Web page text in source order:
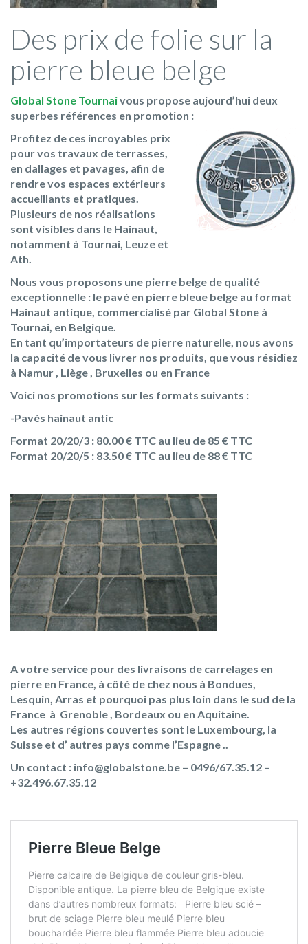
Des prix de folie sur la
pierre bleue belge
Global Stone Tournaivous propose aujourd’hui deux
superbes références en promotion :
Profitez de ces incroyables prix
pour vos travaux de terrasses,
en dallages et pavages, afin de
rendre vos espaces extérieurs
accueillants et pratiques.
Plusieurs de nos réalisations
sont visibles dans le Hainaut,
notamment à Tournai, Leuze et
Ath.
Nous vous proposons une pierre belge de qualité
exceptionnelle : le pavé en pierre bleue belge au format
Hainaut antique, commercialisé par Global Stone à
Tournai, en Belgique.
En tant qu’importateurs de pierre naturelle, nous avons
la capacité de vous livrer nos produits, que vous résidiez
à Namur , Liège , Bruxelles ou en France
Voici nos promotions sur les formats suivants :
-Pavés hainaut antic
Format 20/20/3 : 80.00 € TTC au lieu de 85 € TTC
Format 20/20/5 : 83.50 € TTC au lieu de 88 € TTC
A votre service pour des livraisons de carrelages en
pierre en France, à côté de chez nous à Bondues,
Lesquin, Arras et pourquoi pas plus loin dans le sud de la
France à Grenoble , Bordeaux ou en Aquitaine.
Les autres régions couvertes sont le Luxembourg, la
Suisse et d’ autres pays comme l’Espagne ..
Un contact : info@globalstone.be – 0496/67.35.12 –
+32.496.67.35.12